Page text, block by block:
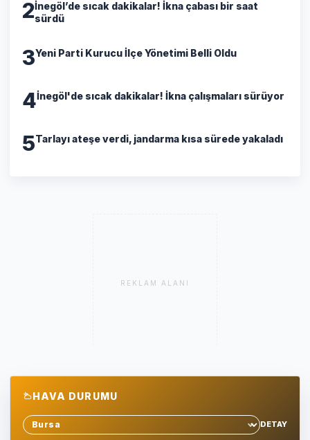
2İnegöl’de sıcak dakikalar! İkna çabası bir saat
sürdü
3Yeni Parti Kurucu İlçe Yönetimi Belli Oldu
4İnegöl'de sıcak dakikalar! İkna çalışmaları sürüyor
5Tarlayı ateşe verdi, jandarma kısa sürede yakaladı
REKLAM ALANI
HAVA DURUMU
Sehir sec
DETAY